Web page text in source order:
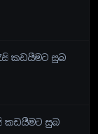
කඩයීමට සුබ
කඩයීමට සුබ